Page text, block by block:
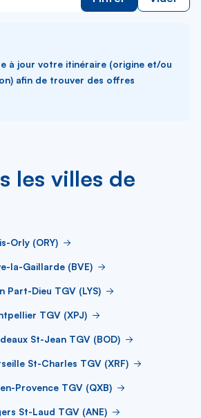
à jour votre itinéraire (origine et/ou
afin de trouver des offres
les villes de
Orly (ORY)
la-Gaillarde (BVE)
Part-Dieu TGV (LYS)
TGV (XPJ)
St-Jean TGV (BOD)
St-Charles TGV (XRF)
Provence TGV (QXB)
St-Laud TGV (ANE)